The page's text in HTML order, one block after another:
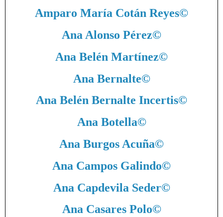
Amparo María Cotán Reyes©
Ana Alonso Pérez©
Ana Belén Martínez©
Ana Bernalte©
Ana Belén Bernalte Incertis©
Ana Botella©
Ana Burgos Acuña©
Ana Campos Galindo©
Ana Capdevila Seder©
Ana Casares Polo©